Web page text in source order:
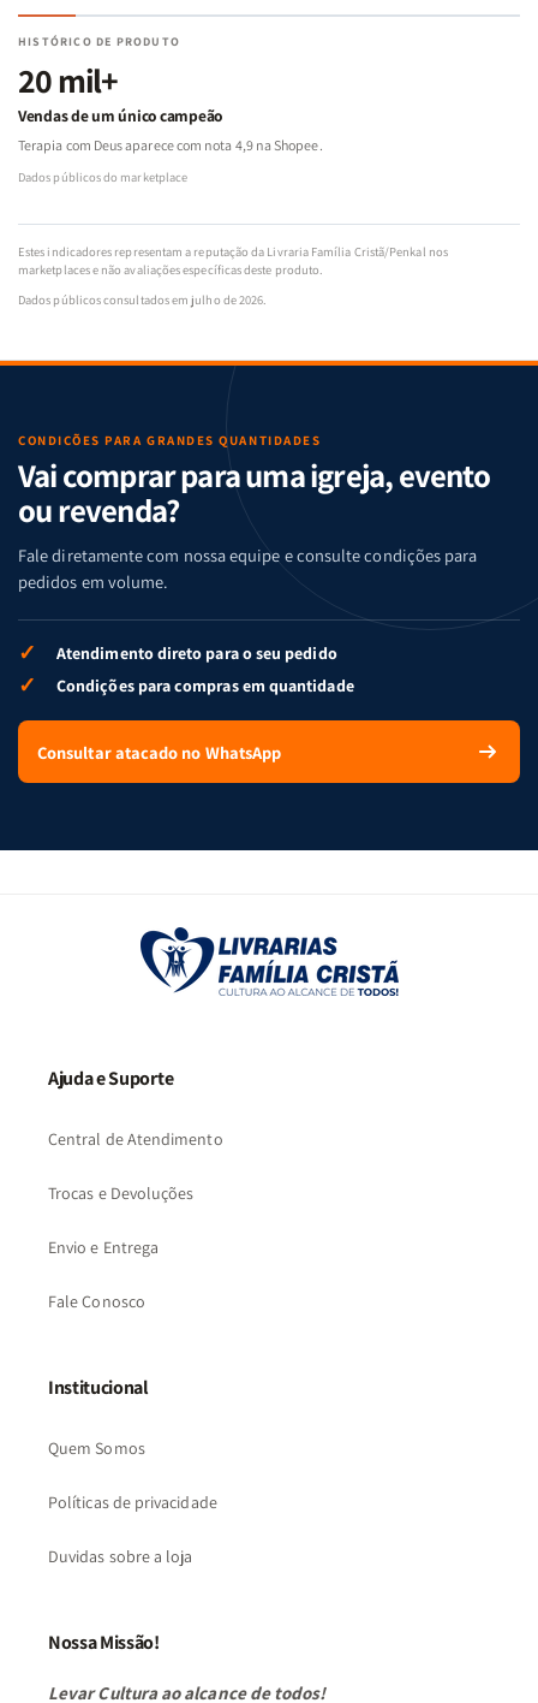
HISTÓRICO DE PRODUTO
20 mil+
Vendas de um único campeão
Terapia com Deus aparece com nota 4,9 na Shopee.
Dados públicos do marketplace
Estes indicadores representam a reputação da Livraria Família Cristã/Penkal nos
marketplaces e não avaliações específicas deste produto.
Dados públicos consultados em julho de 2026.
CONDIÇÕES PARA GRANDES QUANTIDADES
Vai comprar para uma igreja, evento
ou revenda?
Fale diretamente com nossa equipe e consulte condições para
pedidos em volume.
✓ Atendimento direto para o seu pedido
✓ Condições para compras em quantidade
Consultar atacado no WhatsApp
Ajuda e Suporte
Central de Atendimento
Trocas e Devoluções
Envio e Entrega
Fale Conosco
Institucional
Quem Somos
Políticas de privacidade
Duvidas sobre a loja
Nossa Missão!
Levar Cultura ao alcance de todos!